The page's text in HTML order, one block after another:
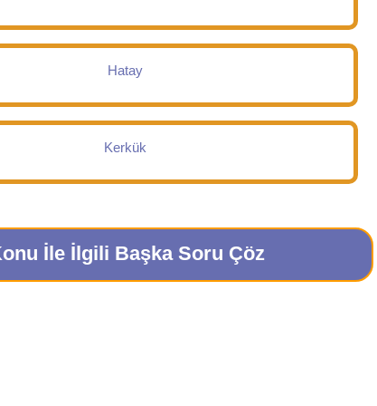
Hatay
Kerkük
İle İlgili Başka Soru Çöz